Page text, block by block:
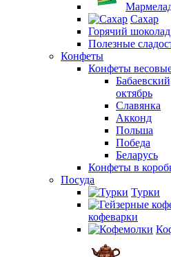
Сахар
Горячий шоколад
Полезные
Конфеты
Конфеты
октябрь
Славянка
Акконд
Польша
Победа
Беларусь
Конфеты в
Посуда
Турки
кофеварки